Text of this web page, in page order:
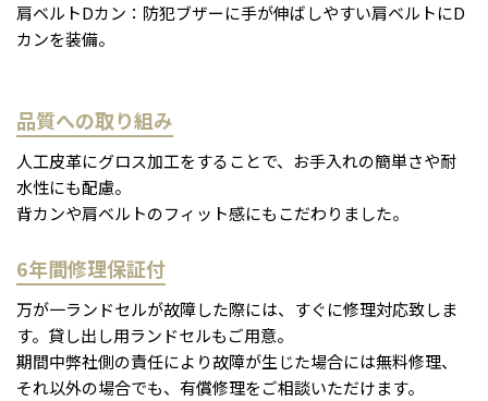
肩ベルトDカン：防犯ブザーに手が伸ばしやすい肩ベルトにD
カンを装備。
品質への取り組み
人工皮革にグロス加工をすることで、お手入れの簡単さや耐
水性にも配慮。
背カンや肩ベルトのフィット感にもこだわりました。
6年間修理保証付
万が一ランドセルが故障した際には、すぐに修理対応致しま
す。貸し出し用ランドセルもご用意。
期間中弊社側の責任により故障が生じた場合には無料修理、
それ以外の場合でも、有償修理をご相談いただけます。